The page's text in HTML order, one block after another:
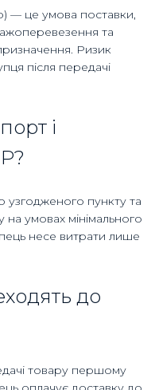
— це умова поставки,
та
Ризик
після передачі
і
пункту та
умовах мінімального
несе витрати лише
до
товару першому